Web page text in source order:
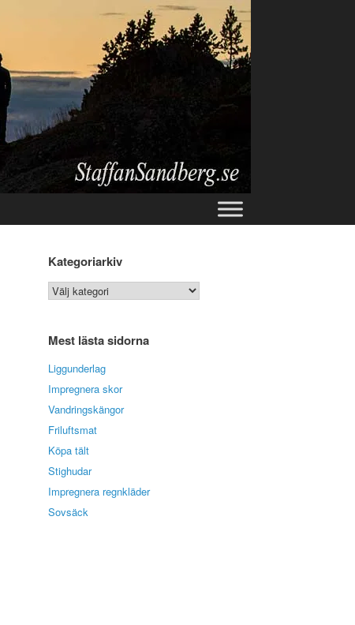
Kategoriarkiv
Kategoriarkiv
Mest lästa sidorna
Liggunderlag
Impregnera skor
Vandringskängor
Friluftsmat
Köpa tält
Stighudar
Impregnera regnkläder
Sovsäck